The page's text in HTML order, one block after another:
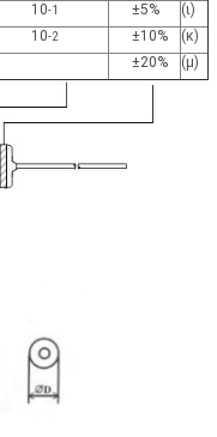
10-1 ±5%
(ι)
10-2 ±10%
(κ)
±20% (μ)